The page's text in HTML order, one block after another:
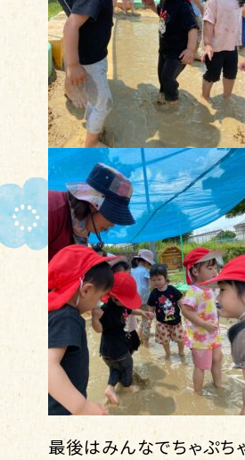
最後はみんなでちゃぷち